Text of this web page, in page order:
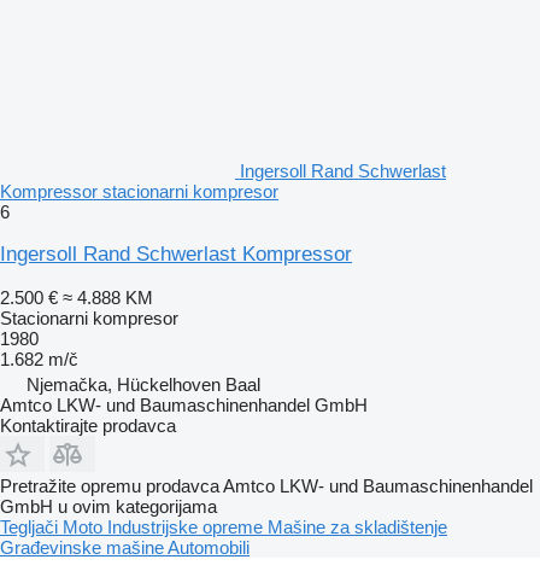
Ingersoll Rand Schwerlast
Kompressor stacionarni kompresor
6
Ingersoll Rand Schwerlast Kompressor
2.500 € ≈ 4.888 KM
Stacionarni kompresor
1980
1.682 m/č
Njemačka, Hückelhoven Baal
Amtco LKW- und Baumaschinenhandel GmbH
Kontaktirajte prodavca
Pretražite opremu prodavca Amtco LKW- und Baumaschinenhandel
GmbH u ovim kategorijama
Tegljači Moto Industrijske opreme Mašine za skladištenje
Građevinske mašineAutomobili